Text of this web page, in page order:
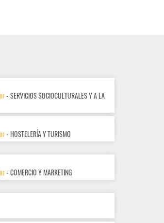
- SERVICIOS SOCIOCULTURALES Y A LA
- HOSTELERÍA Y TURISMO
- COMERCIO Y MARKETING